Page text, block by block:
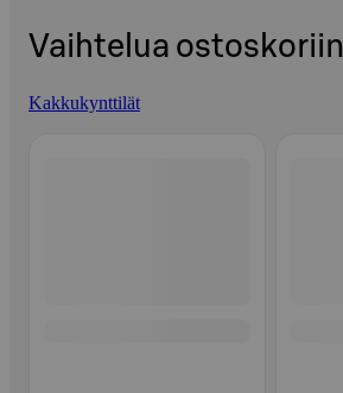
Vaihtelua ostoskoriin
Kakkukynttilät